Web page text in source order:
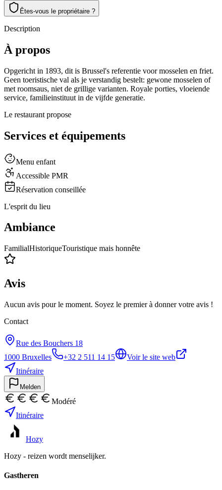
Êtes-vous le propriétaire ?
Description
À propos
Opgericht in 1893, dit is Brussel's referentie voor mosselen en friet.
Geen toeristische val als je verstandig bestelt: gewone mosselen of
met roomsaus, niet de grillige varianten. Royale porties, vloeiende
service, familieinstituut in de vijfde generatie.
Le restaurant propose
Services et équipements
Menu enfant
Accessible PMR
Réservation conseillée
L'esprit du lieu
Ambiance
FamilialHistoriqueTouristique mais honnête
Avis
Aucun avis pour le moment. Soyez le premier à donner votre avis !
Contact
Rue des Bouchers 18
1000 Bruxelles +32 2 511 14 15
Voir le site web
Itinéraire
Melden
Modéré
Itinéraire
Hozy
Hozy - reizen wordt menselijker.
Gastheren